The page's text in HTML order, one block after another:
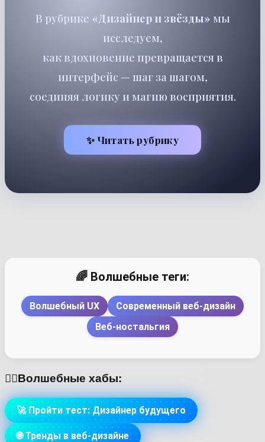
В рубрике «Дизайнер и звёзды» мы
исследуем,
как вдохновение превращается в
интерфейс — шаг за шагом,
соединяя логику и магию восприятия.
✨ Читать рубрику
🌈 Волшебные теги:
Волшебный UX
Современный веб-дизайн
Веб-ностальгия
🏳️‍🌈Волшебные хабы:
🚀 Пройти тест: Дизайнер будущего
🌐 Тренды в веб-дизайне